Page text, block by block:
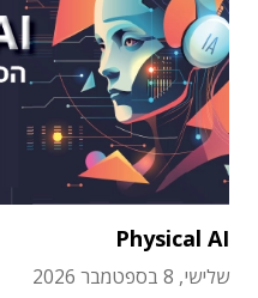
Physical AI
שלישי, 8 בספטמבר 2026